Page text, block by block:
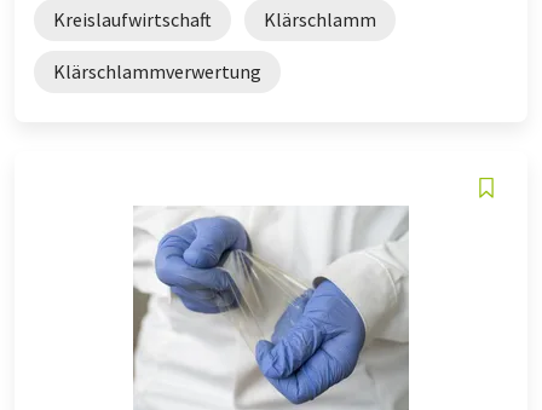
Kreislaufwirtschaft Klärschlamm
Klärschlammverwertung